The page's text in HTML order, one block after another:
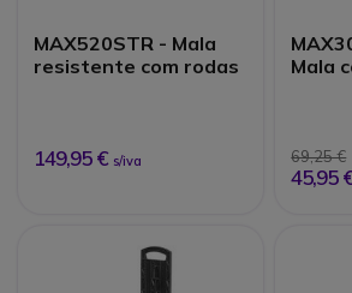
MAX520STR - Mala
resistente com rodas
149,95 € s/iva
Mala
69,25 €
45,95